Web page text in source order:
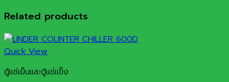
Related products
Quick View
ตู้แช่เย็นและตู้แช่แข็ง